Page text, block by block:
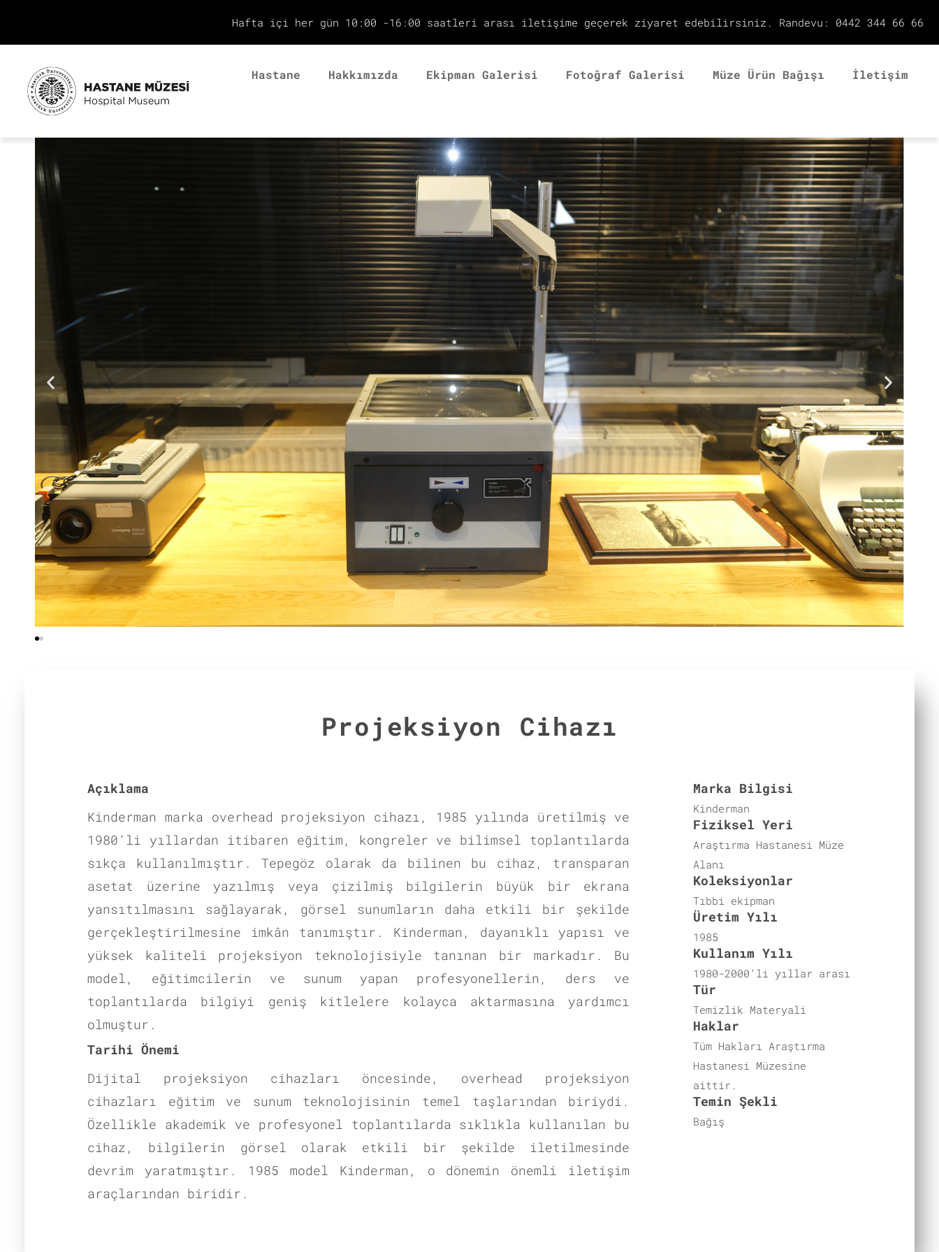
Hafta içi her gün 10:00 -16:00 saatleri arası iletişime geçerek ziyaret edebilirsiniz. Randevu: 0442 344 66 66
Hastane Hakkımızda Ekipman Galerisi Fotoğraf Galerisi Müze Ürün Bağışı İletişim
Projeksiyon Cihazı
Açıklama
Kinderman marka overhead projeksiyon cihazı, 1985 yılında üretilmiş ve
1980’li yıllardan itibaren eğitim, kongreler ve bilimsel toplantılarda
sıkça kullanılmıştır. Tepegöz olarak da bilinen bu cihaz, transparan
asetat üzerine yazılmış veya çizilmiş bilgilerin büyük bir ekrana
yansıtılmasını sağlayarak, görsel sunumların daha etkili bir şekilde
gerçekleştirilmesine imkân tanımıştır. Kinderman, dayanıklı yapısı ve
yüksek kaliteli projeksiyon teknolojisiyle tanınan bir markadır. Bu
model, eğitimcilerin ve sunum yapan profesyonellerin, ders ve
toplantılarda bilgiyi geniş kitlelere kolayca aktarmasına yardımcı
olmuştur.
Tarihi Önemi
Dijital projeksiyon cihazları öncesinde, overhead projeksiyon
cihazları eğitim ve sunum teknolojisinin temel taşlarından biriydi.
Özellikle akademik ve profesyonel toplantılarda sıklıkla kullanılan bu
cihaz, bilgilerin görsel olarak etkili bir şekilde iletilmesinde
devrim yaratmıştır. 1985 model Kinderman, o dönemin önemli iletişim
araçlarından biridir.
Marka Bilgisi
Kinderman
Fiziksel Yeri
Araştırma Hastanesi Müze
Alanı
Koleksiyonlar
Tıbbi ekipman
Üretim Yılı
1985
Kullanım Yılı
1980-2000’li yıllar arası
Tür
Temizlik Materyali
Haklar
Tüm Hakları Araştırma
Hastanesi Müzesine
aittir.
Temin Şekli
Bağış